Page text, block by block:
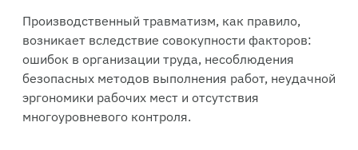
Производственный травматизм, как правило,
возникает вследствие совокупности факторов:
ошибок в организации труда, несоблюдения
безопасных методов выполнения работ, неудачной
эргономики рабочих мест и отсутствия
многоуровневого контроля.